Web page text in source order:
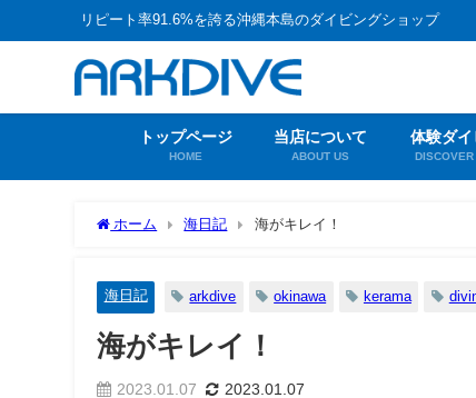
リピート率91.6%を誇る沖縄本島のダイビングショップ
トップページ
HOME
当店について
ABOUT US
体験ダイ
DISCOVER
ホーム 海日記 海がキレイ！
海日記 arkdive okinawa kerama
海がキレイ！
2023.01.07 2023.01.07